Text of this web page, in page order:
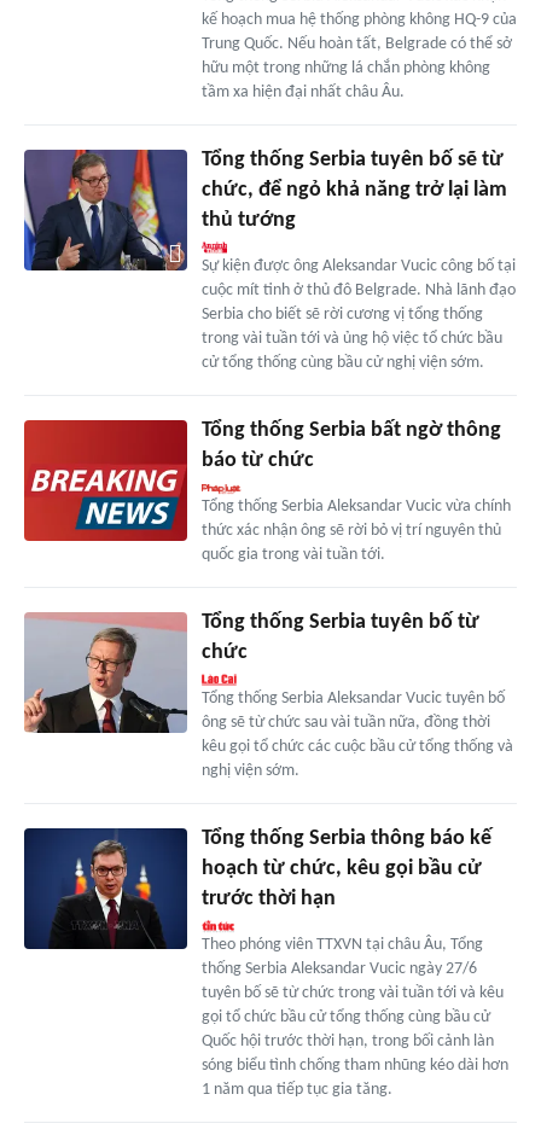
kế hoạch mua hệ thống phòng không HQ-9 của
Trung Quốc. Nếu hoàn tất, Belgrade có thể sở
hữu một trong những lá chắn phòng không
tầm xa hiện đại nhất châu Âu.
Tổng thống Serbia tuyên bố sẽ từ
chức, để ngỏ khả năng trở lại làm
thủ tướng
Sự kiện được ông Aleksandar Vucic công bố tại
cuộc mít tinh ở thủ đô Belgrade. Nhà lãnh đạo
Serbia cho biết sẽ rời cương vị tổng thống
trong vài tuần tới và ủng hộ việc tổ chức bầu
cử tổng thống cùng bầu cử nghị viện sớm.
Tổng thống Serbia bất ngờ thông
báo từ chức
Tổng thống Serbia Aleksandar Vucic vừa chính
thức xác nhận ông sẽ rời bỏ vị trí nguyên thủ
quốc gia trong vài tuần tới.
Tổng thống Serbia tuyên bố từ
chức
Tổng thống Serbia Aleksandar Vucic tuyên bố
ông sẽ từ chức sau vài tuần nữa, đồng thời
kêu gọi tổ chức các cuộc bầu cử tổng thống và
nghị viện sớm.
Tổng thống Serbia thông báo kế
hoạch từ chức, kêu gọi bầu cử
trước thời hạn
Theo phóng viên TTXVN tại châu Âu, Tổng
thống Serbia Aleksandar Vucic ngày 27/6
tuyên bố sẽ từ chức trong vài tuần tới và kêu
gọi tổ chức bầu cử tổng thống cùng bầu cử
Quốc hội trước thời hạn, trong bối cảnh làn
sóng biểu tình chống tham nhũng kéo dài hơn
1 năm qua tiếp tục gia tăng.